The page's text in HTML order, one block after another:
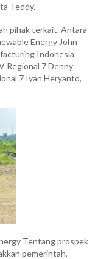
Teddy.
pihak terkait. Antara
Energy John
Indonesia
Regional 7 Denny
7 Iyan Heryanto,
Tentang prospek
pemerintah,